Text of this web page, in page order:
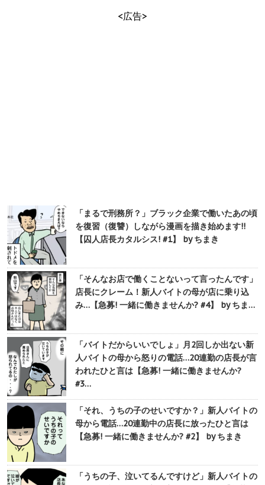
<広告>
「まるで刑務所？」ブラック企業で働いたあの頃
を復習（復讐）しながら漫画を描き始めます!!
【囚人店長カタルシス! #1】 by ちまき
「そんなお店で働くことないって言ったんです」
店長にクレーム！新人バイトの母が店に乗り込
み…【急募! 一緒に働きませんか? #4】 by ちま…
「バイトだからいいでしょ」月2回しか出ない新
人バイトの母から怒りの電話…20連勤の店長が言
われたひと言は【急募! 一緒に働きませんか?
#3…
「それ、うちの子のせいですか？」新人バイトの
母から電話…20連勤中の店長に放ったひと言は
【急募! 一緒に働きませんか? #2】 by ちまき
「うちの子、泣いてるんですけど」新人バイトの